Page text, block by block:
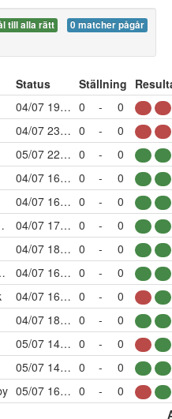
till alla rätt
0 matcher pågår
Status Ställning
04/07 19:00 0 -
0
04/07 23:00 0 -
0
05/07 22:00 0 -
0
04/07 16:00 0 -
0
04/07 16:00 0 -
0
04/07 17:00 0 -
0
04/07 18:00 0 -
0
04/07 16:00 0 -
0
04/07 16:00 0 -
0
04/07 18:00 0 -
0
05/07 14:00 0 -
0
05/07 14:00 0 -
0
05/07 16:30 0 -
0